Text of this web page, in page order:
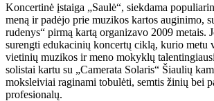
Koncertinė įstaiga „Saulė“, siekdama
meną ir padėjo prie muzikos kartos auginimo,
rudenys“ pirmą kartą organizavo 2009 metais.
surengti edukacinių koncertų ciklą, kurio metu
vietinių muzikos ir meno mokyklų
solistai kartu su „Camerata Solaris“ Šiaulių
moksleiviai raginami tobulėti, semtis žinių bei
profesionalų.